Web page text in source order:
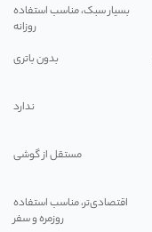
بسیار سبک، مناسب استفاده
روزانه
بدون باتری
ندارد
مستقل از گوشی
اقتصادی‌تر، مناسب استفاده
روزمره و سفر